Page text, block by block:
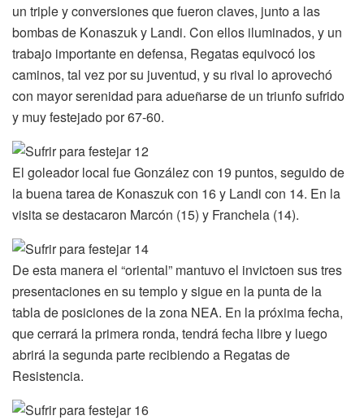
un triple y conversiones que fueron claves, junto a las
bombas de Konaszuk y Landi. Con ellos iluminados, y un
trabajo importante en defensa, Regatas equivocó los
caminos, tal vez por su juventud, y su rival lo aprovechó
con mayor serenidad para adueñarse de un triunfo sufrido
y muy festejado por 67-60.
El goleador local fue González con 19 puntos, seguido de
la buena tarea de Konaszuk con 16 y Landi con 14. En la
visita se destacaron Marcón (15) y Franchela (14).
De esta manera el “oriental” mantuvo el invictoen sus tres
presentaciones en su templo y sigue en la punta de la
tabla de posiciones de la zona NEA. En la próxima fecha,
que cerrará la primera ronda, tendrá fecha libre y luego
abrirá la segunda parte recibiendo a Regatas de
Resistencia.